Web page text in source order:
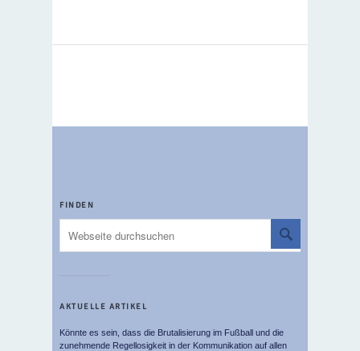
FINDEN
AKTUELLE ARTIKEL
Könnte es sein, dass die Brutalisierung im Fußball und die
zunehmende Regellosigkeit in der Kommunikation auf allen